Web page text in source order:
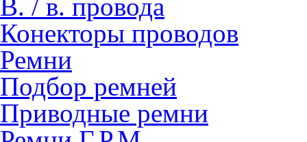
В. / в. провода
Конекторы проводов
Ремни
Подбор ремней
Приводные ремни